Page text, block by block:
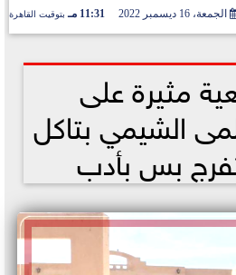
الجمعة، 16 ديسمبر 2022 11:31 مـ بتوقيت القاهرة
مثيرة على
الشيمي بتاكل
بس بأدب